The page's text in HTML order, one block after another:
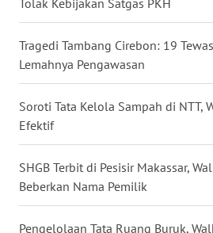
Tragedi Tambang Cirebon: 19
Lemahnya Pengawasan
Soroti Tata Kelola Sampah di NTT,
Efektif
SHGB Terbit di Pesisir Makassar,
Beberkan Nama Pemilik
Pengelolaan Tata Ruang Buruk,
GORONTALO
SULUT
MALUKU
MALUT